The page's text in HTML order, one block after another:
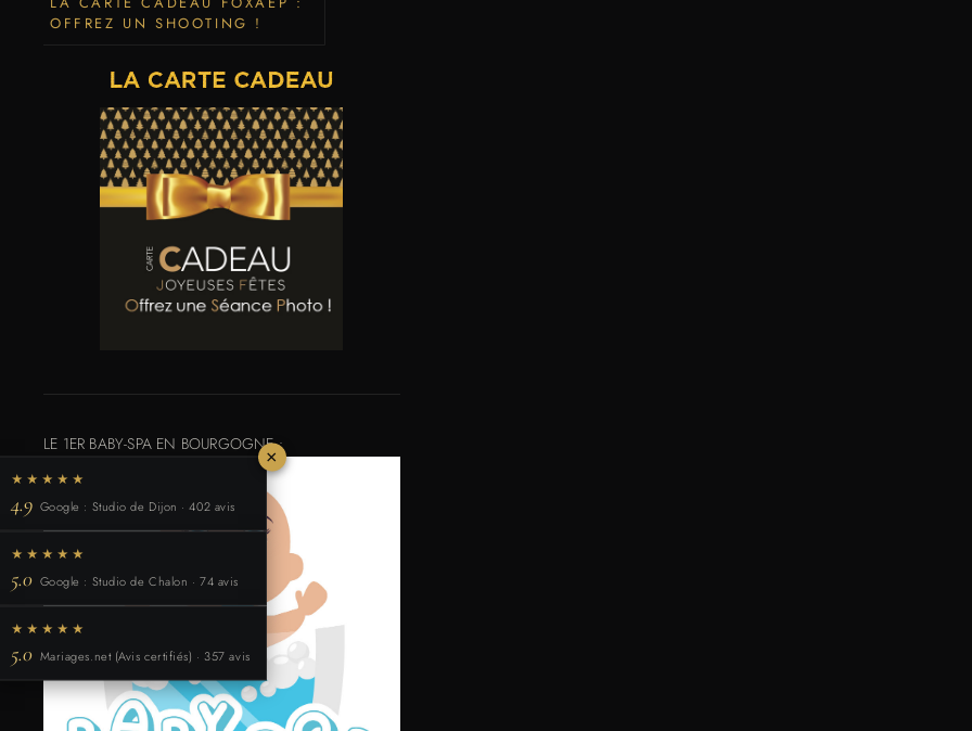
OFFREZ UN SHOOTING !
LE 1ER BABY-SPA EN BOURGOGNE :
×
★★★★★
4.9 Google : Studio de Dijon · 402 avis
★★★★★
5.0 Google : Studio de Chalon · 74 avis
★★★★★
5.0 Mariages.net (Avis certifiés) · 357 avis